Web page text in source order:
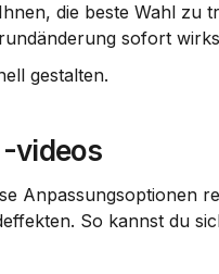
die beste Wahl zu
sofort
gestalten.
videos
Anpassungsoptionen
So kannst du